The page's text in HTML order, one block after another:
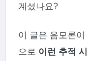
계셨나요?
이 글은 음모론
으로 이런 추적